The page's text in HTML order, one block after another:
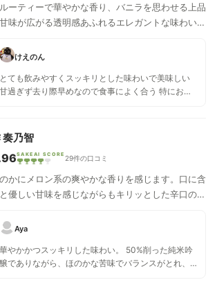
ーティーで華やかな香り、バニラを思わせる上品
味が広がる透明感あふれるエレガントな味わいの
けえのん
とても飲みやすくスッキリとした味わいで美味しい
甘過ぎず去り際早めなので食事によく合う 特にお刺
奏乃智
SAKEAI SCORE 29件の口コミ
かにメロン系の爽やかな香りを感じます。口に含
優しい甘味を感じながらもキリッとした辛口のお
Aya
華やかかつスッキリした味わい。 50%削った純米吟
醸でありながら、ほのかな苦味でバランスがとれ、